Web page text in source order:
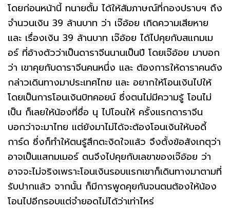
โดยก่อนหน้านี้ ทนายตั้ม ได้ให้สัมภาษณ์ที่กองปราบฯ ถึง
จำนวนเงิน 39 ล้านบาท ว่า เจ๊อ้อย เกิดความเสียหาย
และ เรื่องเงิน 39 ล้านบาท เจ๊อ้อย ได้ไปคุยกับสแกมเม
อร์ ที่อ้างตัวว่าเป็นดาราจีนนานเป็นปี โดยเจ๊อ้อย มาบอก
ว่า เขาคุยกับดาราจีนคนหนึ่ง และ ต้องการให้ดาราคนดัง
กล่าวเดินทางมาประเทศไทย และ อยากให้โอนเงินไปให้
โดยเป็นการโอนเงินบิทคอยน์ ซึ่งตนไม่มีความรู้ โอนไม่
เป็น ก็เลยให้น้องที่ชื่อ นุ ไปโอนให้ ครั้งแรกดาราจีน
บอกว่าจะมาไทย แต่ยังมาไม่ได้จะต้องโอนเงินให้บอดี้
การ์ด ซึ่งก็ทำให้ตนรู้สึกตะงิดใจแล้ว จึงตั้งข้อสังเกตุว่า
อาจเป็นแสกมเมอร์ ตนจึงไปคุยกับเลขาของเจ๊อ้อย ว่า
อาจจะไม่จริงเพราะโอนเงินรอบแรกเขาก็เดินทางมาตามที่
รับปากแล้ว จากนั้น ก็มีการพูดคุยกันจนตนต้องให้น้อง
โอนไปอีกรอบแต่จำยอดไม่ได้ว่าเท่าไหร่